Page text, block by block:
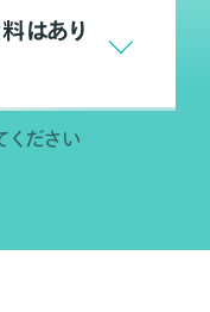
はあり
ください